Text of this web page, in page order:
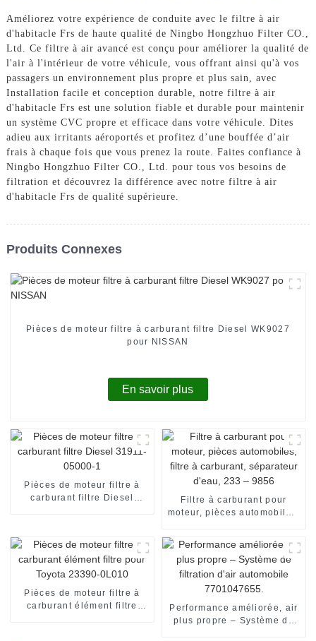
Améliorez votre expérience de conduite avec le filtre à air
d'habitacle Frs de haute qualité de Ningbo Hongzhuo Filter CO.,
Ltd. Ce filtre à air avancé est conçu pour améliorer la qualité de
l'air à l'intérieur de votre véhicule, vous offrant ainsi qu'à vos
passagers un environnement plus propre et plus sain, avec
Installation facile et conception durable, notre filtre à air
d'habitacle Frs est une solution fiable et durable pour maintenir
un système CVC propre et efficace dans votre véhicule. Dites
adieu aux irritants aéroportés et profitez d’une bouffée d’air
frais à chaque fois que vous prenez la route. Faites confiance à
Ningbo Hongzhuo Filter CO., Ltd. pour tous vos besoins de
filtration et découvrez la différence avec notre filtre à air
d'habitacle Frs de qualité supérieure.
Produits Connexes
Pièces de moteur filtre à carburant filtre Diesel WK9027
pour NISSAN
En savoir plus
Pièces de moteur filtre à
carburant filtre Diesel
Filtre à carburant pour
moteur, pièces automobiles,
9856
Pièces de moteur filtre à
carburant élément filtre
Performance améliorée, air
plus propre – Système de